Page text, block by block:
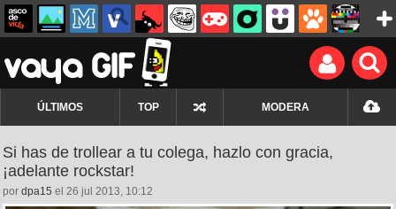
ÚLTIMOS TOP MODERA
Si has de trollear a tu colega, hazlo con gracia,
¡adelante rockstar!
por dpa15 el 26 jul 2013, 10:12